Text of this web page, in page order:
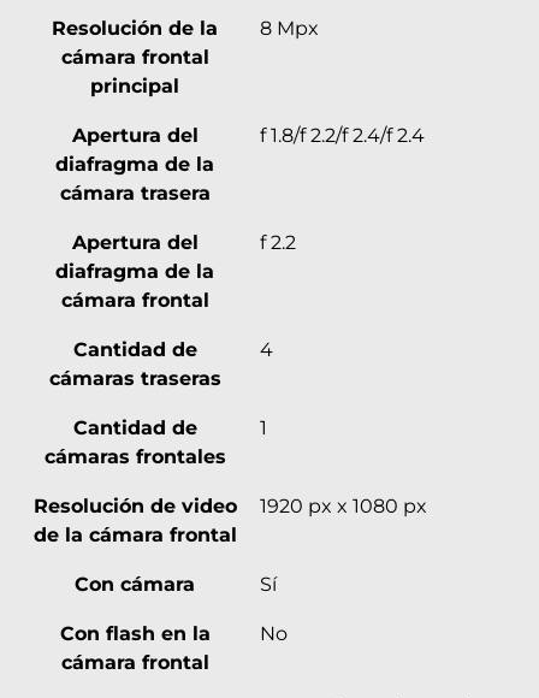
Resolución de la
cámara frontal
principal
8 Mpx
Apertura del
diafragma de la
cámara trasera
f 1.8/f 2.2/f 2.4/f 2.4
Apertura del
diafragma de la
cámara frontal
f 2.2
Cantidad de
cámaras traseras
4
Cantidad de
cámaras frontales
1
Resolución de video
de la cámara frontal
1920 px x 1080 px
Con cámara Sí
Con flash en la
cámara frontal
No